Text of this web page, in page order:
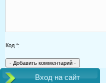
Код *:
Вход на сайт